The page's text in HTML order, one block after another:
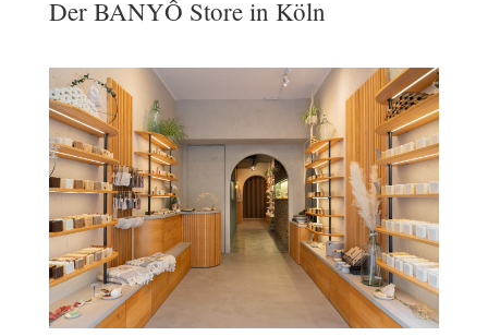
Der BANYÔ Store in Köln